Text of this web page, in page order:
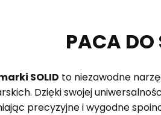
PACA
SOLID to niezawodne
Dzięki swojej
precyzyjne i wygodne